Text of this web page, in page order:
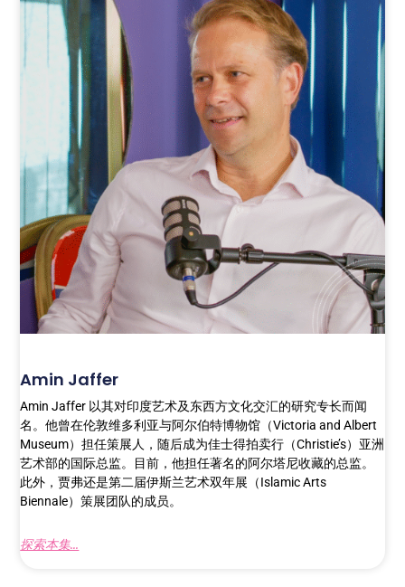
Amin Jaffer
Amin Jaffer 以其对印度艺术及东西方文化交汇的研究专长而闻
名。他曾在伦敦维多利亚与阿尔伯特博物馆（Victoria and Albert
Museum）担任策展人，随后成为佳士得拍卖行（Christie’s）亚洲
艺术部的国际总监。目前，他担任著名的阿尔塔尼收藏的总监。
此外，贾弗还是第二届伊斯兰艺术双年展（Islamic Arts
Biennale）策展团队的成员。
探索本集...